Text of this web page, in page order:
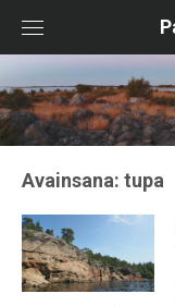
content
Avainsana: tupa